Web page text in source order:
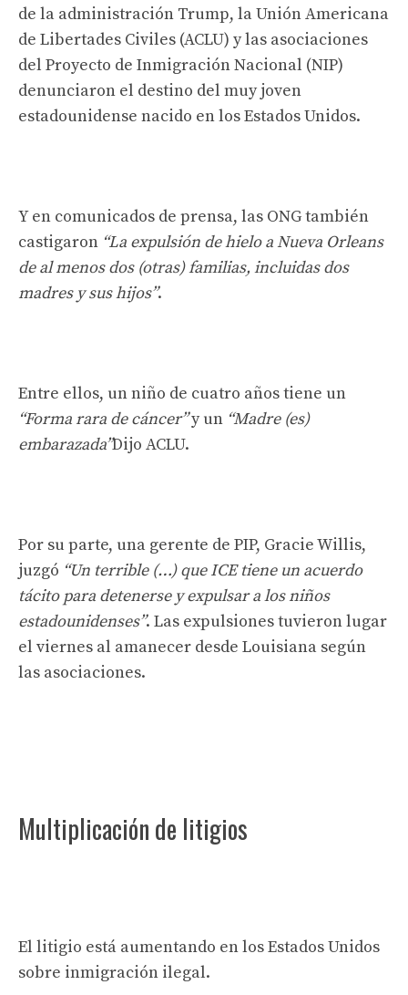
de la administración Trump, la Unión Americana
de Libertades Civiles (ACLU) y las asociaciones
del Proyecto de Inmigración Nacional (NIP)
denunciaron el destino del muy joven
estadounidense nacido en los Estados Unidos.
Y en comunicados de prensa, las ONG también
castigaron “La expulsión de hielo a Nueva Orleans
de al menos dos (otras) familias, incluidas dos
madres y sus hijos”.
Entre ellos, un niño de cuatro años tiene un
“Forma rara de cáncer”y un “Madre (es)
embarazada”Dijo ACLU.
Por su parte, una gerente de PIP, Gracie Willis,
juzgó “Un terrible (…) que ICE tiene un acuerdo
tácito para detenerse y expulsar a los niños
estadounidenses”. Las expulsiones tuvieron lugar
el viernes al amanecer desde Louisiana según
las asociaciones.
Multiplicación de litigios
El litigio está aumentando en los Estados Unidos
sobre inmigración ilegal.